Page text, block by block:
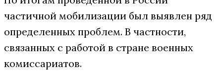
частичной мобилизации был выявлен ряд
определенных проблем. В частности,
связанных с работой в стране военных
комиссариатов.